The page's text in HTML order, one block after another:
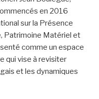
en 2016
sur la Présence
Patrimoine Matériel et
comme un espace
qui vise à revisiter
et les dynamiques